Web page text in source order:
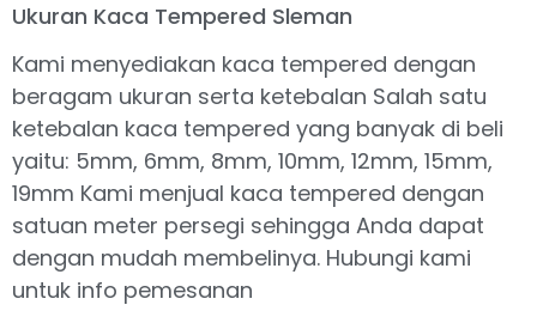
Ukuran Kaca Tempered Sleman
Kami menyediakan kaca tempered dengan
beragam ukuran serta ketebalan Salah satu
ketebalan kaca tempered yang banyak di beli
yaitu: 5mm, 6mm, 8mm, 10mm, 12mm, 15mm,
19mm Kami menjual kaca tempered dengan
satuan meter persegi sehingga Anda dapat
dengan mudah membelinya. Hubungi kami
untuk info pemesanan